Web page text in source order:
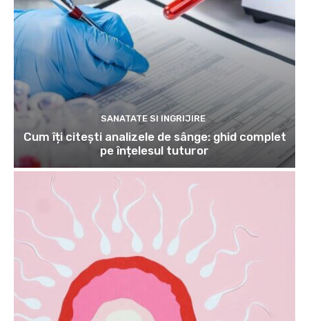
SANATATE SI INGRIJIRE
Cum îți citești analizele de sânge: ghid complet
pe înțelesul tuturor